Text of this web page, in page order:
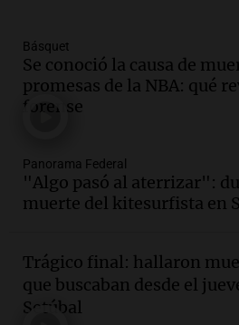
Audio.La historia de la
firmó Jorge Messi
contrato de Leo con
Una mañana para todos
Audio.Joan Gaspart:
Messi hubiera llegado
Una mañana para todos
Audio.El orgullo y el
Jorge Messi en una
Vargas en 2007
Básquet
Se conoció la causa de
promesas de la NBA: qué
forense
Panorama Federal
"Algo pasó al aterrizar":
muerte del kitesurfista en
Trágico final: hallaron
que buscaban desde el
Setúbal